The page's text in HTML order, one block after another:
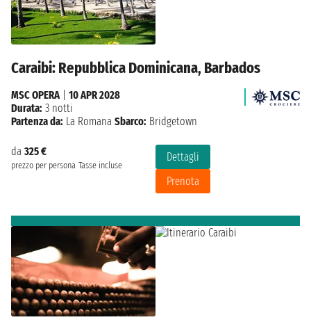
Caraibi: Repubblica Dominicana, Barbados
da 325 €
prezzo per persona Tasse incluse
Dettagli
Prenota
MSC OPERA| 10 APR 2028
Durata: 3 notti
Partenza da: La Romana Sbarco: Bridgetown